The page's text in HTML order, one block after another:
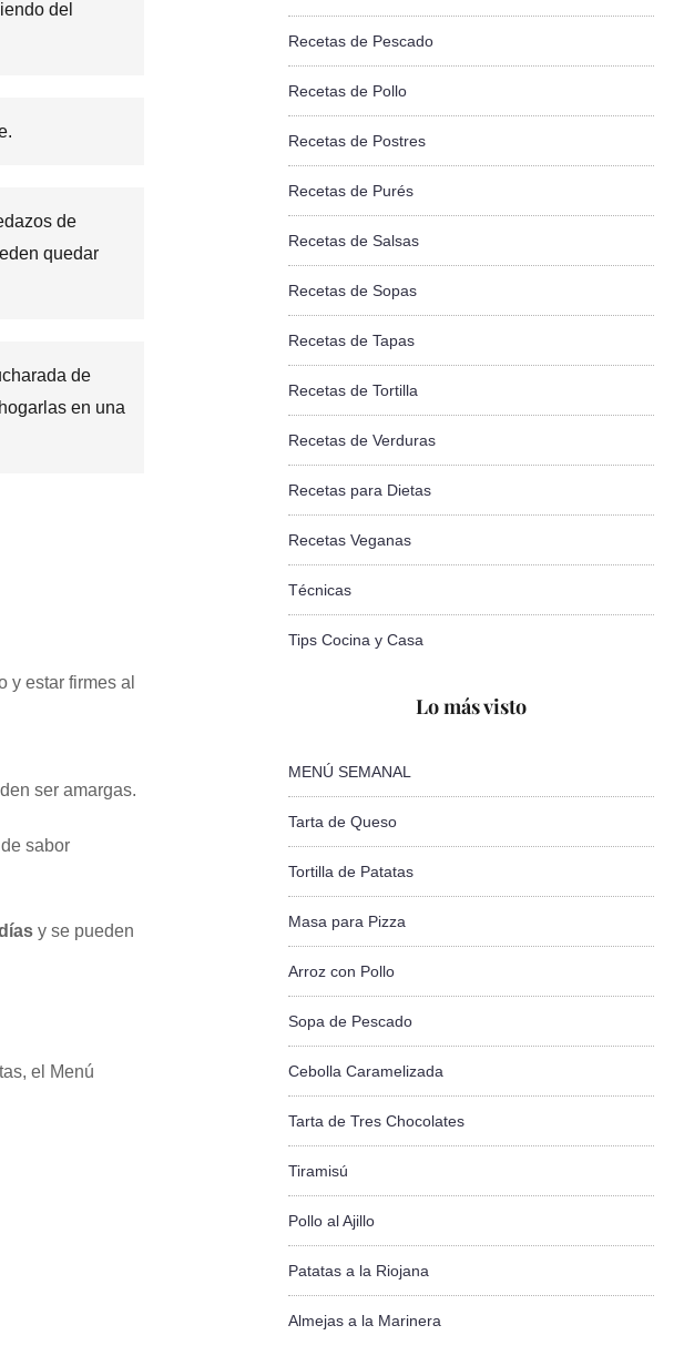
del
de
quedar
de
en una
y estar firmes al
ser amargas.
sabor
y se pueden
el Menú
Recetas de Pescado
Recetas de Pollo
Recetas de Postres
Recetas de Purés
Recetas de Salsas
Recetas de Sopas
Recetas de Tapas
Recetas de Tortilla
Recetas de Verduras
Recetas para Dietas
Recetas Veganas
Técnicas
Tips Cocina y Casa
Lo más visto
MENÚ SEMANAL
Tarta de Queso
Tortilla de Patatas
Masa para Pizza
Arroz con Pollo
Sopa de Pescado
Cebolla Caramelizada
Tarta de Tres Chocolates
Tiramisú
Pollo al Ajillo
Patatas a la Riojana
Almejas a la Marinera